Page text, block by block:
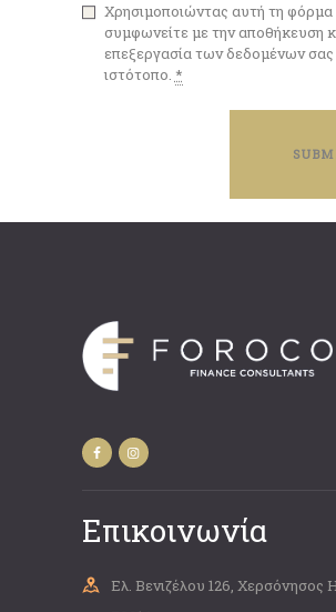
Χρησιμοποιώντας αυτή τη φόρμα
συμφωνείτε με την αποθήκευση
επεξεργασία των δεδομένων
ιστότοπο. *
Επικοινωνία
Ελ. Βενιζέλου 126, Χερσόνησος